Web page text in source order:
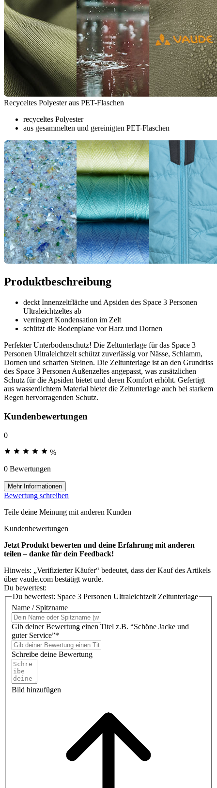
Recyceltes Polyester aus PET-Flaschen
recyceltes Polyester
aus gesammelten und gereinigten PET-Flaschen
Produktbeschreibung
deckt Innenzeltfläche und Apsiden des Space 3 Personen
Ultraleichtzeltes ab
verringert Kondensation im Zelt
schützt die Bodenplane vor Harz und Dornen
Perfekter Unterbodenschutz! Die Zeltunterlage für das Space 3
Personen Ultraleichtzelt schützt zuverlässig vor Nässe, Schlamm,
Dornen und scharfen Steinen. Die Zeltunterlage ist an den Grundriss
des Space 3 Personen Außenzeltes angepasst, was zusätzlichen
Schutz für die Apsiden bietet und deren Komfort erhöht. Gefertigt
aus wasserdichtem Material bietet die Zeltunterlage auch bei starkem
Regen hervorragenden Schutz.
Kundenbewertungen
0
%
0 Bewertungen
Mehr Informationen
Bewertung schreiben
Teile deine Meinung mit anderen Kunden
Kundenbewertungen
Jetzt Produkt bewerten und deine Erfahrung mit anderen
teilen – danke für dein Feedback!
Hinweis: „Verifizierter Käufer“ bedeutet, dass der Kauf des Artikels
über vaude.com bestätigt wurde.
Du bewertest:
Du bewertest: Space 3 Personen Ultraleichtzelt Zeltunterlage
Name / Spitzname
Gib deiner Bewertung einen Titel z.B. “Schöne Jacke und
guter Service”*
Schreibe deine Bewertung
Bild hinzufügen